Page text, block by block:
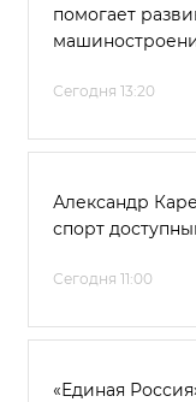
помогает
Сегодня 13:20
Александр
спорт
Сегодня 11:00
«Единая